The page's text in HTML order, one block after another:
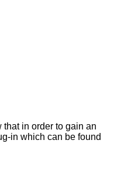
that in order to gain an
in which can be found